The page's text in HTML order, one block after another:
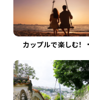
カップルで楽しむ！